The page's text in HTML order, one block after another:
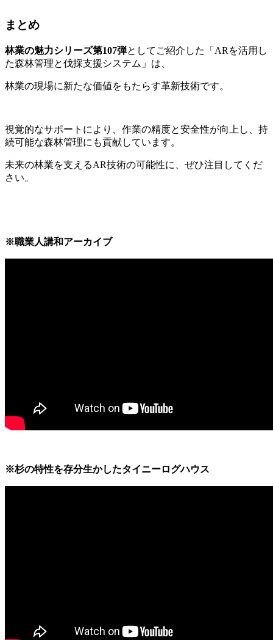
まとめ
林業の魅力シリーズ第107弾としてご紹介した「ARを活用し
た森林管理と伐採支援システム」は、
林業の現場に新たな価値をもたらす革新技術です。
視覚的なサポートにより、作業の精度と安全性が向上し、持
続可能な森林管理にも貢献しています。
未来の林業を支えるAR技術の可能性に、ぜひ注目してくだ
さい。
※職業人講和アーカイブ
※杉の特性を存分生かしたタイニーログハウス